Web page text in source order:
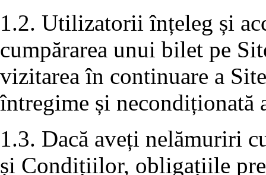
1.2. Utilizatorii înțeleg și
cumpărarea unui bilet pe
vizitarea în continuare a
întregime și
1.3. Dacă aveți nelămuriri
și Condițiilor, obligațiile